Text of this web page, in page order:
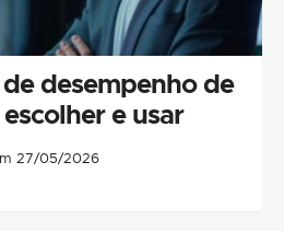
desempenho de
e usar
27/05/2026